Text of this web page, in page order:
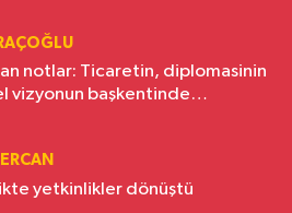
notlar: Ticaretin, diplomasinin
vizyonun başkentinde
yetkinlikler dönüştü